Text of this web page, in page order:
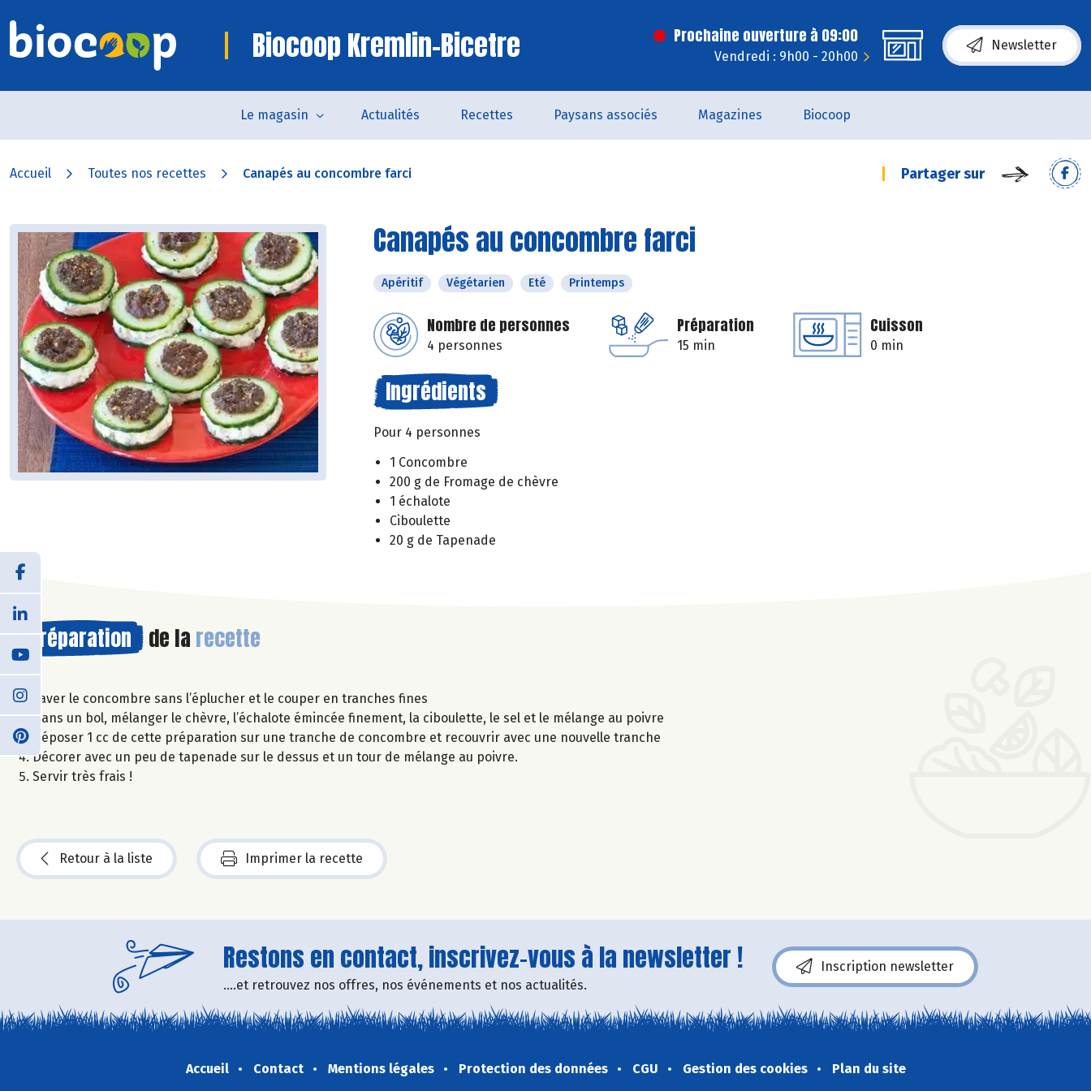
Biocoop Kremlin-Bicetre Prochaine ouverture à 09:00
Vendredi : 9h00 - 20h00
Newsletter
Le magasin Actualités Recettes Paysans associés Magazines Biocoop
Accueil Toutes nos recettes Canapés au concombre farci Partager sur
Canapés au concombre farci
Apéritif Végétarien Eté Printemps
Nombre de personnes
4 personnes
Préparation
15 min
Cuisson
0 min
Ingrédients
Pour 4 personnes
1 Concombre
200 g de Fromage de chèvre
1 échalote
Ciboulette
20 g de Tapenade
Préparation de la recette
Laver le concombre sans l’éplucher et le couper en tranches fines
Dans un bol, mélanger le chèvre, l’échalote émincée finement, la ciboulette, le sel et le mélange au poivre
Déposer 1 cc de cette préparation sur une tranche de concombre et recouvrir avec une nouvelle tranche
Décorer avec un peu de tapenade sur le dessus et un tour de mélange au poivre.
Servir très frais !
Retour à la liste Imprimer la recette
Restons en contact, inscrivez-vous à la newsletter !
....et retrouvez nos offres, nos événements et nos actualités.
Inscription newsletter
Accueil Contact Mentions légales Protection des données CGU Gestion des cookies Plan du site